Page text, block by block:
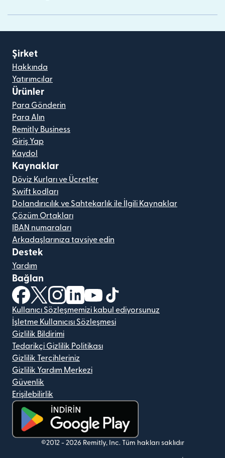
Şirket
Hakkında
Yatırımcılar
Ürünler
Para Gönderin
Para Alın
Remitly Business
Giriş Yap
Kaydol
Kaynaklar
Döviz Kurları ve Ücretler
Swift kodları
Dolandırıcılık ve Sahtekarlık ile İlgili Kaynaklar
Çözüm Ortakları
IBAN numaraları
Arkadaşlarınıza tavsiye edin
Destek
Yardım
Bağlan
(yeni pencerede açılır)
(yeni pencerede açılır)
(yeni pencerede açılır)
(yeni pencerede açılır)
(yeni pencerede açılır)
Kullanıcı Sözleşmemizi kabul ediyorsunuz
İşletme Kullanıcısı Sözleşmesi
Gizlilik Bildirimi
Tedarikçi Gizlilik Politikası
Gizlilik Tercihleriniz
Gizlilik Yardım Merkezi
Güvenlik
Erişilebilirlik
(yeni pencerede açılır)
©2012 - 2026 Remitly, Inc. Tüm hakları saklıdır